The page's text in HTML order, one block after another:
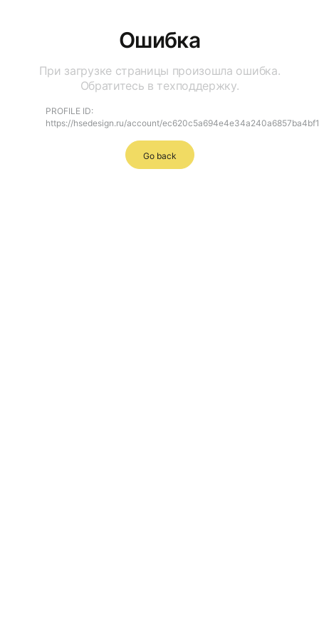
Ошибка
При загрузке страницы произошла ошибка.
Обратитесь в техподдержку.
PROFILE ID:
https://hsedesign.ru/account/
Go back